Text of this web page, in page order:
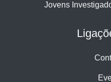
Jovens